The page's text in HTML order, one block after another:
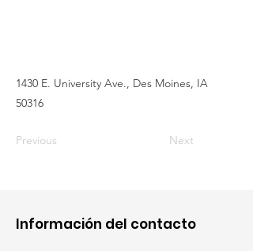
1430 E. University Ave., Des Moines, IA
50316
Previous Next
Información del contacto